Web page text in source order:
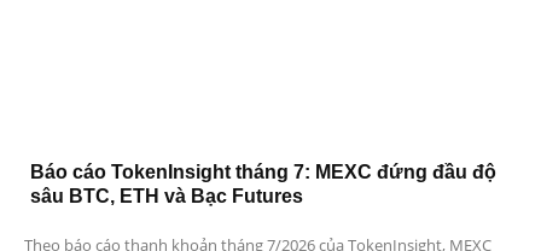
Báo cáo TokenInsight tháng 7: MEXC đứng đầu độ
sâu BTC, ETH và Bạc Futures
Theo báo cáo thanh khoản tháng 7/2026 của TokenInsight, MEXC